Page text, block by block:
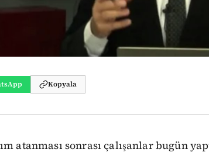
Kopyala
atanması sonrası çalışanlar bugün